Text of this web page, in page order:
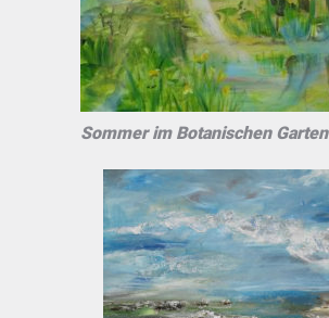
Sommer im Botanischen Garten